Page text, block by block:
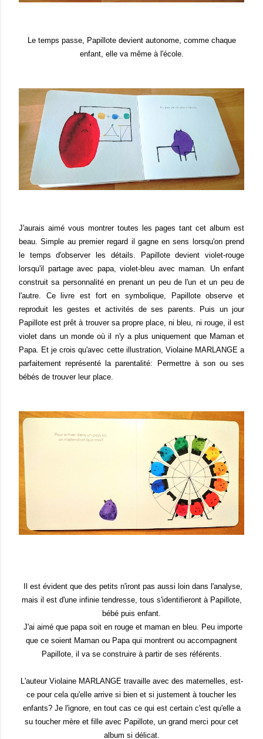
Le temps passe, Papillote devient autonome, comme chaque
enfant, elle va même à l'école.
J'aurais aimé vous montrer toutes les pages tant cet album est
beau. Simple au premier regard il gagne en sens lorsqu'on prend
le temps d'observer les détails. Papillote devient violet-rouge
lorsqu'il partage avec papa, violet-bleu avec maman. Un enfant
construit sa personnalité en prenant un peu de l'un et un peu de
l'autre. Ce livre est fort en symbolique, Papillote observe et
reproduit les gestes et activités de ses parents. Puis un jour
Papillote est prêt à trouver sa propre place, ni bleu, ni rouge, il est
violet dans un monde où il n'y a plus uniquement que Maman et
Papa. Et je crois qu'avec cette illustration, Violaine MARLANGE a
parfaitement représenté la parentalité: Permettre à son ou ses
bébés de trouver leur place.
Il est évident que des petits n'iront pas aussi loin dans l'analyse,
mais il est d'une infinie tendresse, tous s'identifieront à Papillote,
bébé puis enfant.
J'ai aimé que papa soit en rouge et maman en bleu. Peu importe
que ce soient Maman ou Papa qui montrent ou accompagnent
Papillote, il va se construire à partir de ses référents.
L'auteur Violaine MARLANGE travaille avec des maternelles, est-
ce pour cela qu'elle arrive si bien et si justement à toucher les
enfants? Je l'ignore, en tout cas ce qui est certain c'est qu'elle a
su toucher mère et fille avec Papillote, un grand merci pour cet
album si délicat.